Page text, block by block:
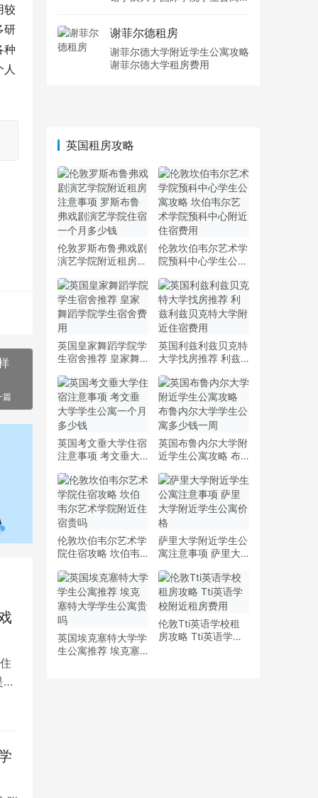
较
研
种
人
篇
谢菲尔德租房
谢菲尔德大学附近学生公寓攻略
谢菲尔德大学租房费用
英国租房攻略
伦敦罗斯布鲁弗戏剧
演艺学院附近租房注
戏剧演艺学院住宿一
个月多少钱
伦敦坎伯韦尔艺术学
院预科中心学生公寓
学院预科中心附近住
宿费用
英国皇家舞蹈学院学
生宿舍推荐 皇家舞
英国利兹利兹贝克特
大学找房推荐 利兹
住宿费用
英国考文垂大学住宿
注意事项 考文垂大
少钱
英国布鲁内尔大学附
近学生公寓攻略 布
多少钱一周
伦敦坎伯韦尔艺术学
院住宿攻略 坎伯韦
贵吗
萨里大学附近学生公
寓注意事项 萨里大
英国埃克塞特大学学
生公寓推荐 埃克塞
伦敦Tti英语学校租
房攻略 Tti英语学校